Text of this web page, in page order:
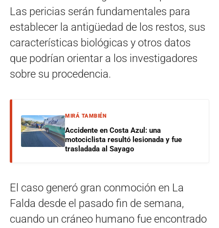
Las pericias serán fundamentales para
establecer la antigüedad de los restos, sus
características biológicas y otros datos
que podrían orientar a los investigadores
sobre su procedencia.
MIRÁ TAMBIÉN
Accidente en Costa Azul: una
motociclista resultó lesionada y fue
trasladada al Sayago
El caso generó gran conmoción en La
Falda desde el pasado fin de semana,
cuando un cráneo humano fue encontrado